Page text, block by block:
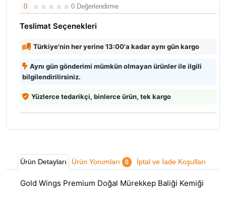
0 0 Değerlendirme
Teslimat Seçenekleri
Türkiye'nin her yerine 13:00'a kadar aynı gün kargo
Aynı gün gönderimi mümkün olmayan ürünler ile ilgili
bilgilendirilirsiniz.
Yüzlerce tedarikçi, binlerce ürün, tek kargo
Ürün Detayları Ürün Yorumları 0 İptal ve İade Koşulları
Gold Wings Premium Doğal Mürekkep Baliği Kemiği